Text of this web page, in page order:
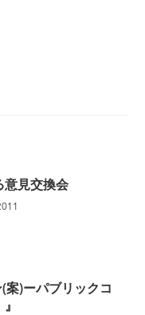
意見交換会
案)ーパブリックコ